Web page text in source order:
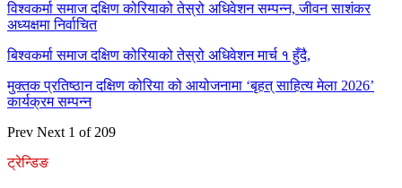
विश्वकर्मा समाज दक्षिण कोरियाको तेस्रो अधिवेशन सम्पन्न, जीवन साशंकर
अध्यक्षमा निर्वाचित
बिश्वकर्मा समाज दक्षिण कोरियाको तेस्रो अधिवेशन मार्च १ हुँदै,
मुक्तक प्रतिष्ठान दक्षिण कोरिया को आयोजनामा ‘बृहत् साहित्य मेला 2026’
कार्यक्रम सम्पन्न
Prev Next 1 of 209
ट्रेन्डिङ